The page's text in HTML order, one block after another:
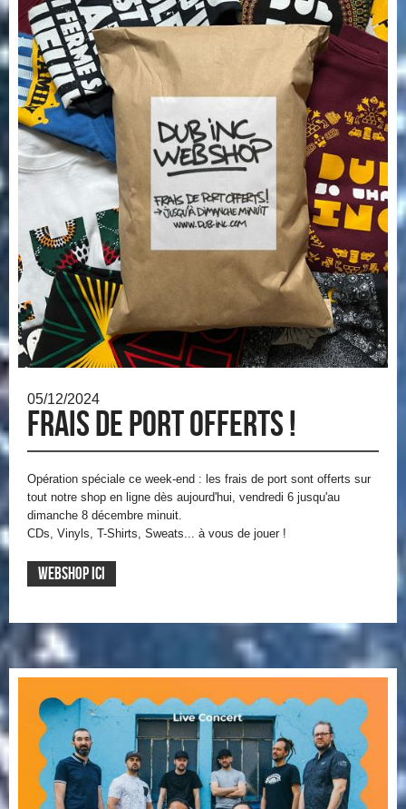
05/12/2024
Frais de port offerts !
Opération spéciale ce week-end : les frais de port sont offerts sur
tout notre shop en ligne dès aujourd'hui, vendredi 6 jusqu'au
dimanche 8 décembre minuit.
CDs, Vinyls, T-Shirts, Sweats... à vous de jouer !
WEBSHOP ICI